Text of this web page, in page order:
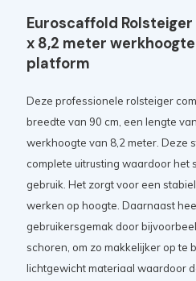
Euroscaffold
x 8,2 meter
platform
Deze professionele rolsteiger
breedte van 90 cm, een lengte
werkhoogte van 8,2 meter. Deze
complete uitrusting waardoor het
gebruik. Het zorgt voor een
werken op hoogte. Daarnaast
gebruikersgemak door
schoren, om zo makkelijker op te
lichtgewicht materiaal waardoor